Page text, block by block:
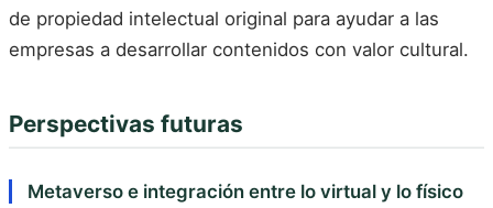
de propiedad intelectual original para ayudar a las
empresas a desarrollar contenidos con valor cultural.
Perspectivas futuras
Metaverso e integración entre lo virtual y lo físico